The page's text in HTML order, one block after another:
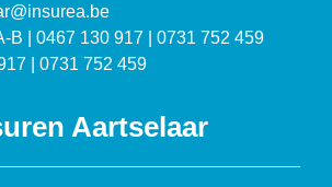
B | 0467 130 917 | 0731 752 459
| 0731 752 459
Aartselaar